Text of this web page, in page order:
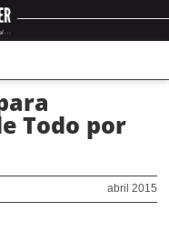
Todo por
abril 2015